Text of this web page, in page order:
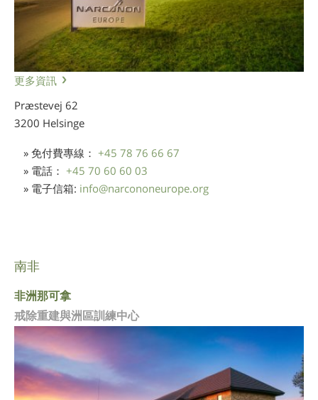
更多資訊
Præstevej 62
3200 Helsinge
» 免付費專線： +45 78 76 66 67
» 電話： +45 70 60 60 03
» 電子信箱: info@narcononeurope.org
南非
非洲那可拿
戒除重建與洲區訓練中心